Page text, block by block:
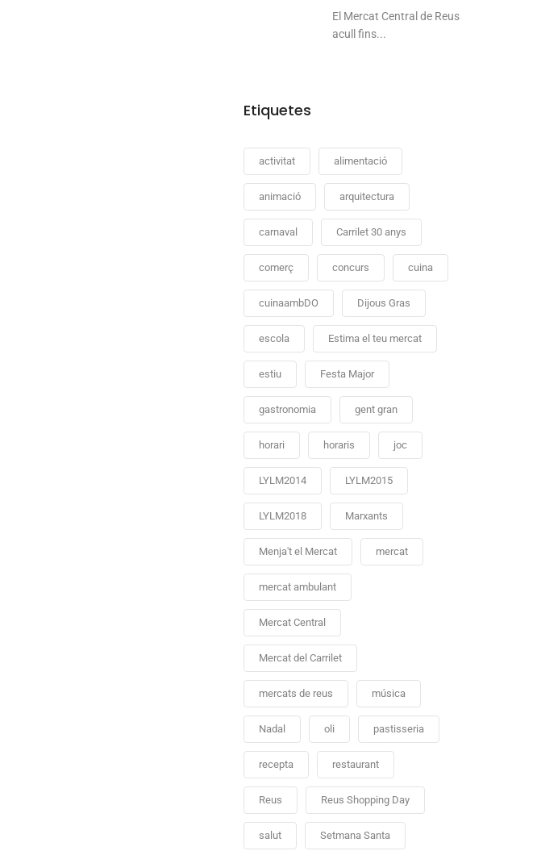
El Mercat Central de Reus
acull fins...
Etiquetes
activitat alimentació
animació arquitectura
carnaval Carrilet 30 anys
comerç concurs cuina
cuinaambDO Dijous Gras
escola Estima el teu mercat
estiu Festa Major
gastronomia gent gran
horari horaris joc
LYLM2014 LYLM2015
LYLM2018 Marxants
Menja't el Mercat mercat
mercat ambulant
Mercat Central
Mercat del Carrilet
mercats de reus música
Nadal oli pastisseria
recepta restaurant
Reus Reus Shopping Day
salut Setmana Santa